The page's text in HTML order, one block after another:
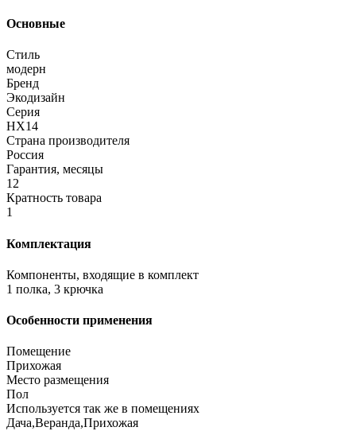
Основные
Стиль
модерн
Бренд
Экодизайн
Серия
HX14
Страна производителя
Россия
Гарантия, месяцы
12
Кратность товара
1
Комплектация
Компоненты, входящие в комплект
1 полка, 3 крючка
Особенности применения
Помещение
Прихожая
Место размещения
Пол
Используется так же в помещениях
Дача,Веранда,Прихожая